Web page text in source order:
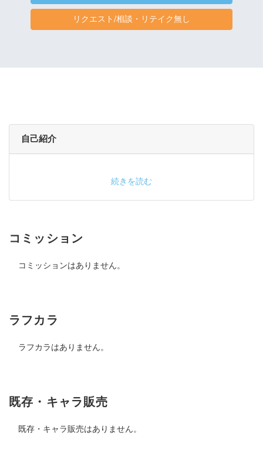
リクエスト/相談・リテイク無し
自己紹介
続きを読む
コミッション
コミッションはありません。
ラフカラ
ラフカラはありません。
既存・キャラ販売
既存・キャラ販売はありません。